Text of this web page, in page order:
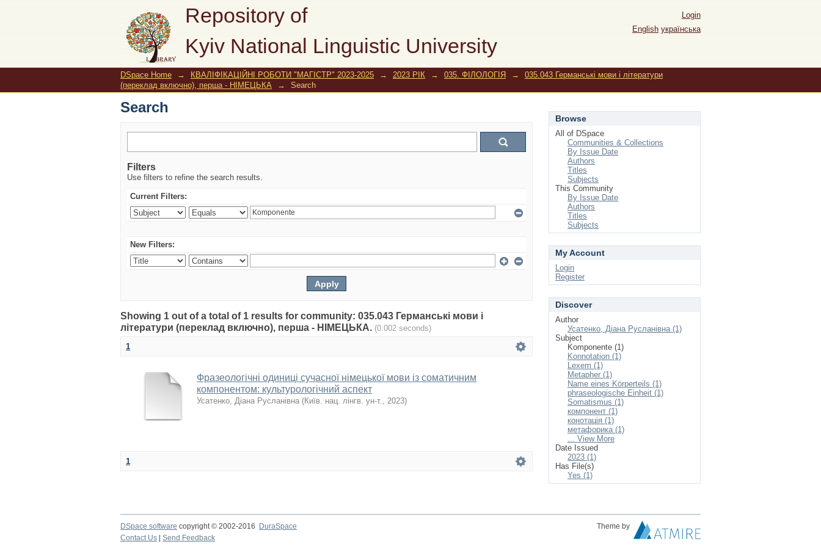
Repository of
Kyiv National Linguistic University
Search
Login
English українська
DSpace Home → КВАЛІФІКАЦІЙНІ РОБОТИ "МАГІСТР" 2023-2025 → 2023 РІК → 035. ФІЛОЛОГІЯ →
035.043 Германські мови і літератури
(переклад включно), перша - НІМЕЦЬКА
→ Search
Search
Filters
Use filters to refine the search results.
Current Filters:
New Filters:
Showing 1 out of a total of 1 results for community: 035.043 Германські мови і
літератури (переклад включно), перша - НІМЕЦЬКА. (0.002 seconds)
1
Фразеологічні одиниці сучасної німецької мови із соматичним
компонентом: культурологічний аспект
Усатенко, Діана Русланівна (Київ. нац. лінгв. ун-т., 2023)
1
Browse
All of DSpace
Communities & Collections
By Issue Date
Authors
Titles
Subjects
This Community
By Issue Date
Authors
Titles
Subjects
My Account
Login
Register
Discover
Author
Усатенко, Діана Русланівна (1)
Subject
Komponente (1)
Konnotation (1)
Lexem (1)
Metapher (1)
Name eines Körperteils (1)
phraseologische Einheit (1)
Somatismus (1)
компонент (1)
конотація (1)
метафорика (1)
... View More
Date Issued
2023 (1)
Has File(s)
Yes (1)
DSpace software copyright © 2002-2016 DuraSpace
Theme by
Contact Us
Send Feedback